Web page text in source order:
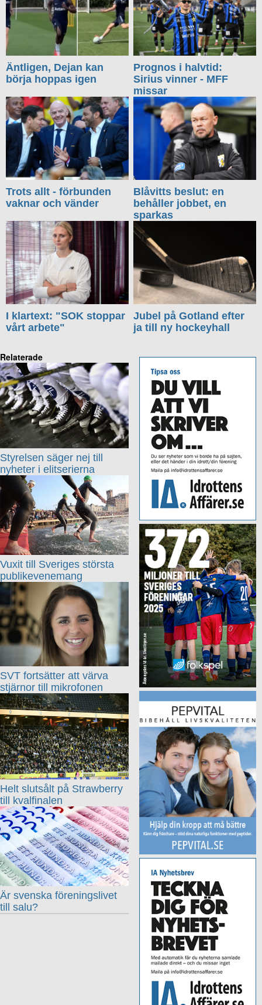
Äntligen, Dejan kan
börja hoppas igen
Prognos i halvtid:
Sirius vinner - MFF
missar
Trots allt - förbunden
vaknar och vänder
Blåvitts beslut: en
behåller jobbet, en
sparkas
I klartext: "SOK stoppar
vårt arbete"
Jubel på Gotland efter
ja till ny hockeyhall
Relaterade
Styrelsen säger nej till
nyheter i elitserierna
Vuxit till Sveriges största
publikevenemang
SVT fortsätter att värva
stjärnor till mikrofonen
Helt slutsålt på Strawberry
till kvalfinalen
Är svenska föreningslivet
till salu?